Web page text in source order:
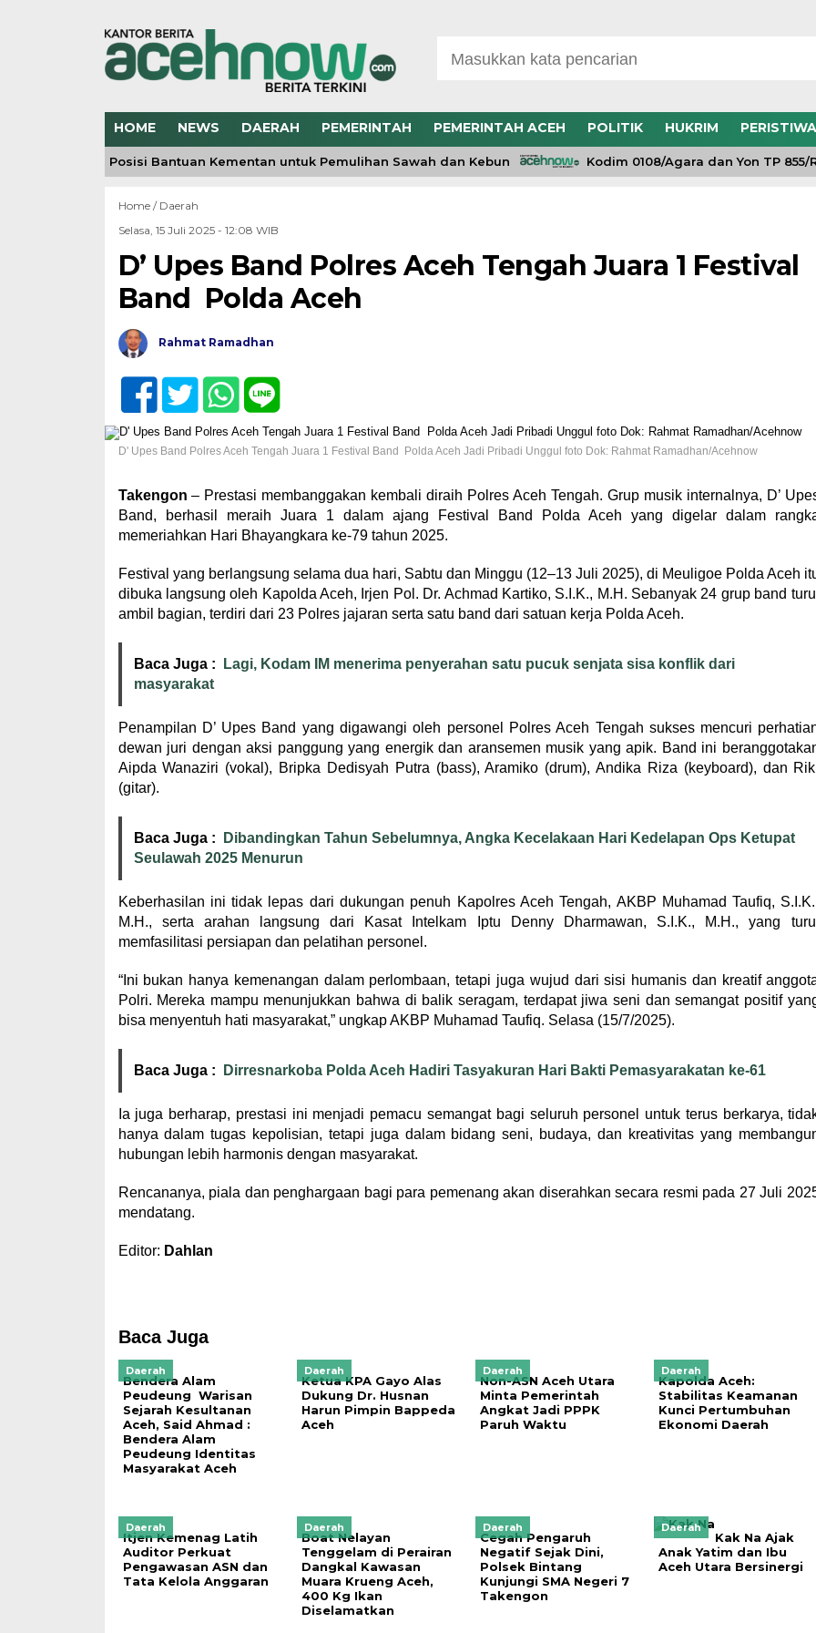
HOME NEWS DAERAH PEMERINTAH PEMERINTAH ACEH POLITIK HUKRIM PERISTIWA
Jelaskan Posisi Bantuan Kementan untuk Pemulihan Sawah dan Kebun Kodim 0108/Agara dan Yon TP 855/
Home / Daerah
Selasa, 15 Juli 2025 - 12:08 WIB
D’ Upes Band Polres Aceh Tengah Juara 1 Festival
Band Polda Aceh
Rahmat Ramadhan
D' Upes Band Polres Aceh Tengah Juara 1 Festival Band Polda Aceh Jadi Pribadi Unggul foto Dok: Rahmat Ramadhan/Acehnow
Takengon – Prestasi membanggakan kembali diraih Polres Aceh Tengah. Grup musik internalnya, D’
Band, berhasil meraih Juara 1 dalam ajang Festival Band Polda Aceh yang digelar dalam
memeriahkan Hari Bhayangkara ke-79 tahun 2025.
Festival yang berlangsung selama dua hari, Sabtu dan Minggu (12–13 Juli 2025), di Meuligoe Polda Aceh
dibuka langsung oleh Kapolda Aceh, Irjen Pol. Dr. Achmad Kartiko, S.I.K., M.H. Sebanyak 24 grup band
ambil bagian, terdiri dari 23 Polres jajaran serta satu band dari satuan kerja Polda Aceh.
Baca Juga :
Lagi, Kodam IM menerima penyerahan satu pucuk senjata sisa konflik dari
masyarakat
Penampilan D’ Upes Band yang digawangi oleh personel Polres Aceh Tengah sukses mencuri
dewan juri dengan aksi panggung yang energik dan aransemen musik yang apik. Band ini
Aipda Wanaziri (vokal), Bripka Dedisyah Putra (bass), Aramiko (drum), Andika Riza (keyboard), dan
(gitar).
Baca Juga :
Dibandingkan Tahun Sebelumnya, Angka Kecelakaan Hari Kedelapan Ops Ketupat
Seulawah 2025 Menurun
Keberhasilan ini tidak lepas dari dukungan penuh Kapolres Aceh Tengah, AKBP Muhamad Taufiq,
M.H., serta arahan langsung dari Kasat Intelkam Iptu Denny Dharmawan, S.I.K., M.H., yang
memfasilitasi persiapan dan pelatihan personel.
“Ini bukan hanya kemenangan dalam perlombaan, tetapi juga wujud dari sisi humanis dan kreatif
Polri. Mereka mampu menunjukkan bahwa di balik seragam, terdapat jiwa seni dan semangat positif
bisa menyentuh hati masyarakat,” ungkap AKBP Muhamad Taufiq. Selasa (15/7/2025).
Baca Juga : Dirresnarkoba Polda Aceh Hadiri Tasyakuran Hari Bakti Pemasyarakatan ke-61
Ia juga berharap, prestasi ini menjadi pemacu semangat bagi seluruh personel untuk terus berkarya,
hanya dalam tugas kepolisian, tetapi juga dalam bidang seni, budaya, dan kreativitas yang
hubungan lebih harmonis dengan masyarakat.
Rencananya, piala dan penghargaan bagi para pemenang akan diserahkan secara resmi pada 27 Juli
mendatang.
Editor: Dahlan
Baca Juga
Daerah
Bendera Alam
Peudeung Warisan
Sejarah Kesultanan
Aceh, Said Ahmad :
Bendera Alam
Peudeung Identitas
Masyarakat Aceh
Daerah
Ketua KPA Gayo Alas
Dukung Dr. Husnan
Harun Pimpin Bappeda
Aceh
Daerah
Non-ASN Aceh Utara
Minta Pemerintah
Angkat Jadi PPPK
Paruh Waktu
Daerah
Kapolda Aceh:
Stabilitas Keamanan
Kunci Pertumbuhan
Ekonomi Daerah
Daerah
Itjen Kemenag Latih
Auditor Perkuat
Pengawasan ASN dan
Tata Kelola Anggaran
Daerah
Boat Nelayan
Tenggelam di Perairan
Dangkal Kawasan
Muara Krueng Aceh,
400 Kg Ikan
Diselamatkan
Daerah
Cegah Pengaruh
Negatif Sejak Dini,
Polsek Bintang
Kunjungi SMA Negeri 7
Takengon
Daerah
Kak Na Ajak
Anak Yatim dan Ibu
Aceh Utara Bersinergi